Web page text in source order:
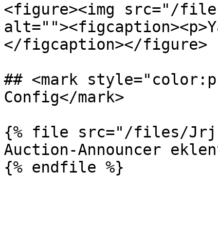
<figure><img src="/files/
</figcaption></figure>
## <mark
Config</mark>
{% file src="/files/
Auction-Announcer